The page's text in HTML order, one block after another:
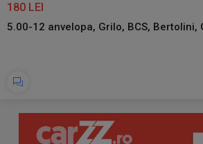
180 LEI
5.00-12 anvelopa, Grilo, BCS, Bertolini,